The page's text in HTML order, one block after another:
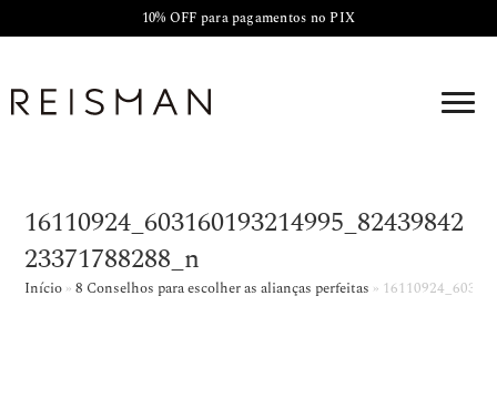
10% OFF para pagamentos no PIX
16110924_603160193214995_82439842
23371788288_n
Início »8 Conselhos para escolher as alianças perfeitas »